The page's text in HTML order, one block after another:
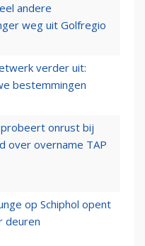
andere
weg uit Golfregio
verder uit:
bestemmingen
onrust bij
over overname TAP
op Schiphol opent
deuren